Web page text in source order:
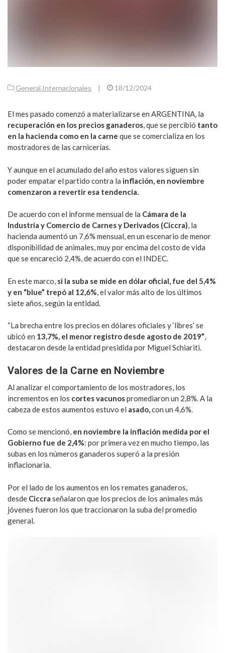
General,Internacionales | 18/12/2024
El mes pasado comenzó a materializarse en ARGENTINA, la
recuperación en los precios ganaderos, que se percibió tanto
en la hacienda como en la carne que se comercializa en los
mostradores de las carnicerías.
Y aunque en el acumulado del año estos valores siguen sin
poder empatar el partido contra la inflación, en noviembre
comenzaron a revertir esa tendencia.
De acuerdo con el informe mensual de la Cámara de la
Industria y Comercio de Carnes y Derivados (Ciccra), la
hacienda aumentó un 7,6% mensual, en un escenario de menor
disponibilidad de animales, muy por encima del costo de vida
que se encareció 2,4%, de acuerdo con el INDEC.
En este marco, si la suba se mide en dólar oficial, fue del 5,4%
y en “blue” trepó al 12,6%, el valor más alto de los últimos
siete años, según la entidad.
“La brecha entre los precios en dólares oficiales y ‘libres’ se
ubicó en 13,7%, el menor registro desde agosto de 2019”,
destacaron desde la entidad presidida por Miguel Schiariti.
Valores de la Carne en Noviembre
Al analizar el comportamiento de los mostradores, los
incrementos en los cortes vacunospromediaron un 2,8%. A la
cabeza de estos aumentos estuvo el asado,con un 4,6%.
Como se mencionó, en noviembre la inflación medida por el
Gobierno fue de 2,4%: por primera vez en mucho tiempo, las
subas en los números ganaderos superó a la presión
inflacionaria.
Por el lado de los aumentos en los remates ganaderos,
desde Ciccra señalaron que los precios de los animales más
jóvenes fueron los que traccionaron la suba del promedio
general.